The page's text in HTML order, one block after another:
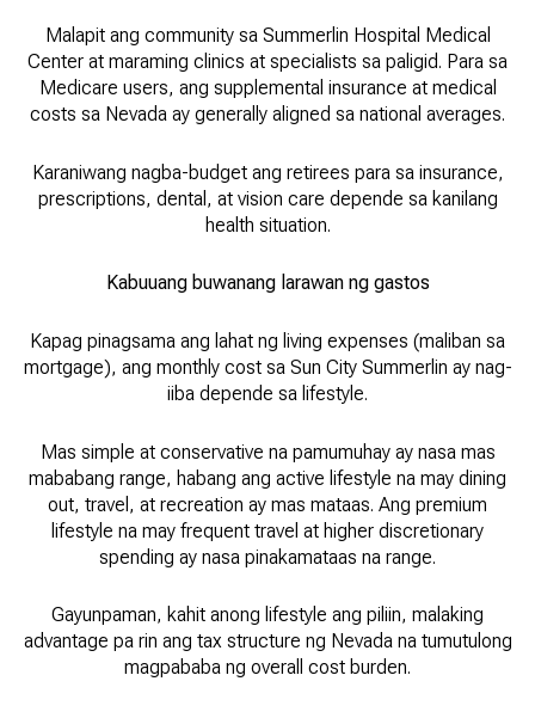
Malapit ang community sa Summerlin Hospital Medical
Center at maraming clinics at specialists sa paligid. Para sa
Medicare users, ang supplemental insurance at medical
costs sa Nevada ay generally aligned sa national averages.
Karaniwang nagba-budget ang retirees para sa insurance,
prescriptions, dental, at vision care depende sa kanilang
health situation.
Kabuuang buwanang larawan ng gastos
Kapag pinagsama ang lahat ng living expenses (maliban sa
mortgage), ang monthly cost sa Sun City Summerlin ay nag-
iiba depende sa lifestyle.
Mas simple at conservative na pamumuhay ay nasa mas
mababang range, habang ang active lifestyle na may dining
out, travel, at recreation ay mas mataas. Ang premium
lifestyle na may frequent travel at higher discretionary
spending ay nasa pinakamataas na range.
Gayunpaman, kahit anong lifestyle ang piliin, malaking
advantage pa rin ang tax structure ng Nevada na tumutulong
magpababa ng overall cost burden.